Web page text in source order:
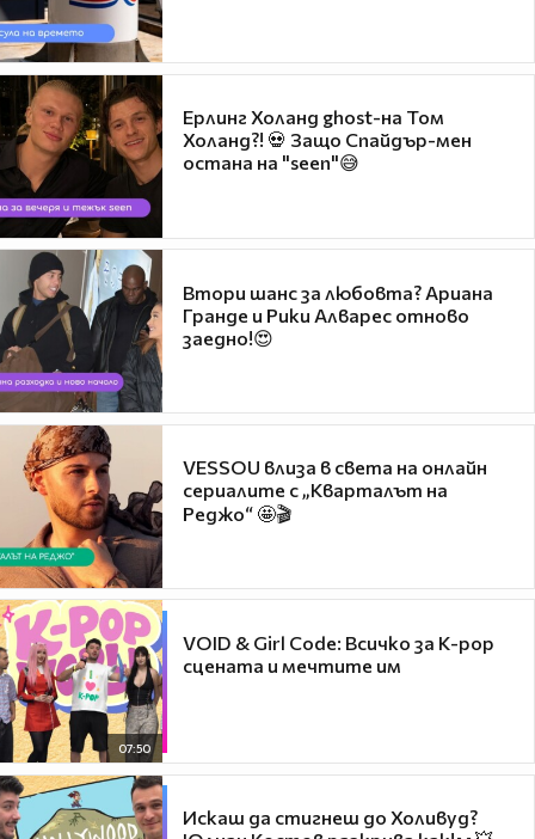
Ерлинг Холанд ghost-на Том
Холанд?! 💀 Защо Спайдър-мен
остана на "seen"😅
Втори шанс за любовта? Ариана
Гранде и Рики Алварес отново
заедно!😍
VESSOU влиза в света на онлайн
сериалите с „Кварталът на
Реджо“ 🤩🎬
07:50
VOID & Girl Code: Всичко за K-pop
сцената и мечтите им
Искаш да стигнеш до Холивуд?